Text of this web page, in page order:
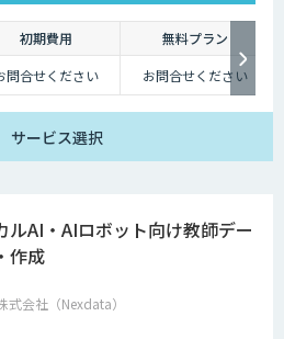
初期費用
無料プラン
問合せください お問合せください
サービス選択
ルAI・AIロボット向け教師デー
作成
式会社（Nexdata）